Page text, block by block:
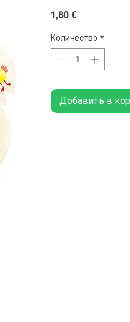
1,80 €Цена
Количество *
Добавить в